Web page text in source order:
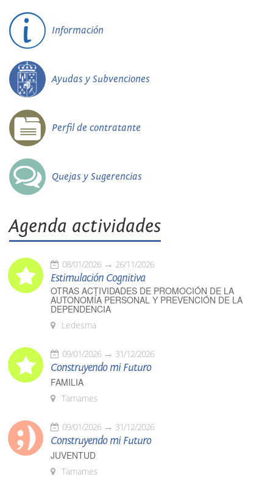
Información
Ayudas y Subvenciones
Perfil de contratante
Quejas y Sugerencias
Agenda actividades
08/01/2026 26/11/2026
Estimulación Cognitiva
OTRAS ACTIVIDADES DE PROMOCIÓN DE LA
AUTONOMÍA PERSONAL Y PREVENCIÓN DE LA
DEPENDENCIA
Ledesma
09/01/2026 31/12/2026
Construyendo mi Futuro
FAMILIA
Tamames
09/01/2026 31/12/2026
Construyendo mi Futuro
JUVENTUD
Tamames